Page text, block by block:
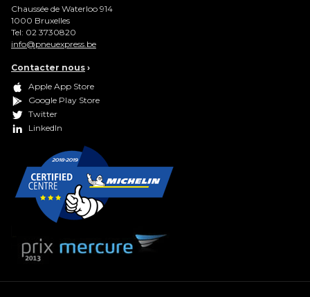
Chaussée de Waterloo 914
1000 Bruxelles
Tel: 02 3730820
info@pneuexpress.be
Contacter nous ›
Apple App Store
Google Play Store
Twitter
LinkedIn